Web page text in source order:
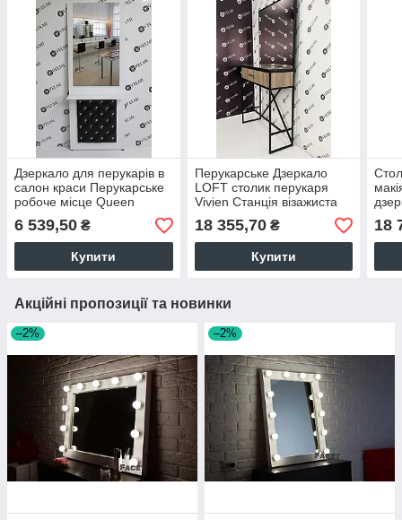
Дзеркало для перукарів в
салон краси Перукарське
робоче місце Queen
дзеркало 75х25х200 з
полицею VM_724
6 539,50 ₴
Купити
Перукарське Дзеркало
LOFT столик перукаря
Vivien Станція візажиста
для макіяжу в салоні
краси Vm 739
18 355,70₴
Купити
18
Акційні пропозиції та новинки
–2% –2%